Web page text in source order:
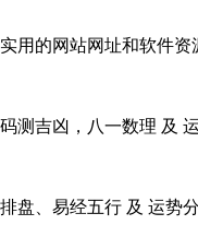
的网站网址和软件资
测吉凶，八一数理 及
、易经五行 及 运势